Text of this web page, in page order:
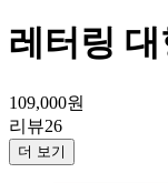
레터링
109,000원
리뷰26
더 보기